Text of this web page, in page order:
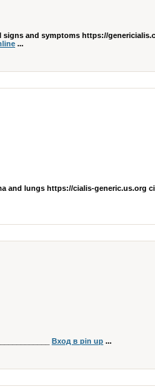
and symptoms https://
...
and lungs https://cialis-generic.us.org
Вход в pin up ...